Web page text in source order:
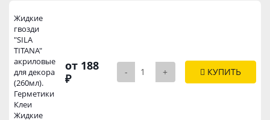
Жидкие
гвозди
"SILA
TITANA"
акриловые
для декора
(260мл).
Герметики
Клеи
Жидкие
от 188
₽
- + КУПИТЬ